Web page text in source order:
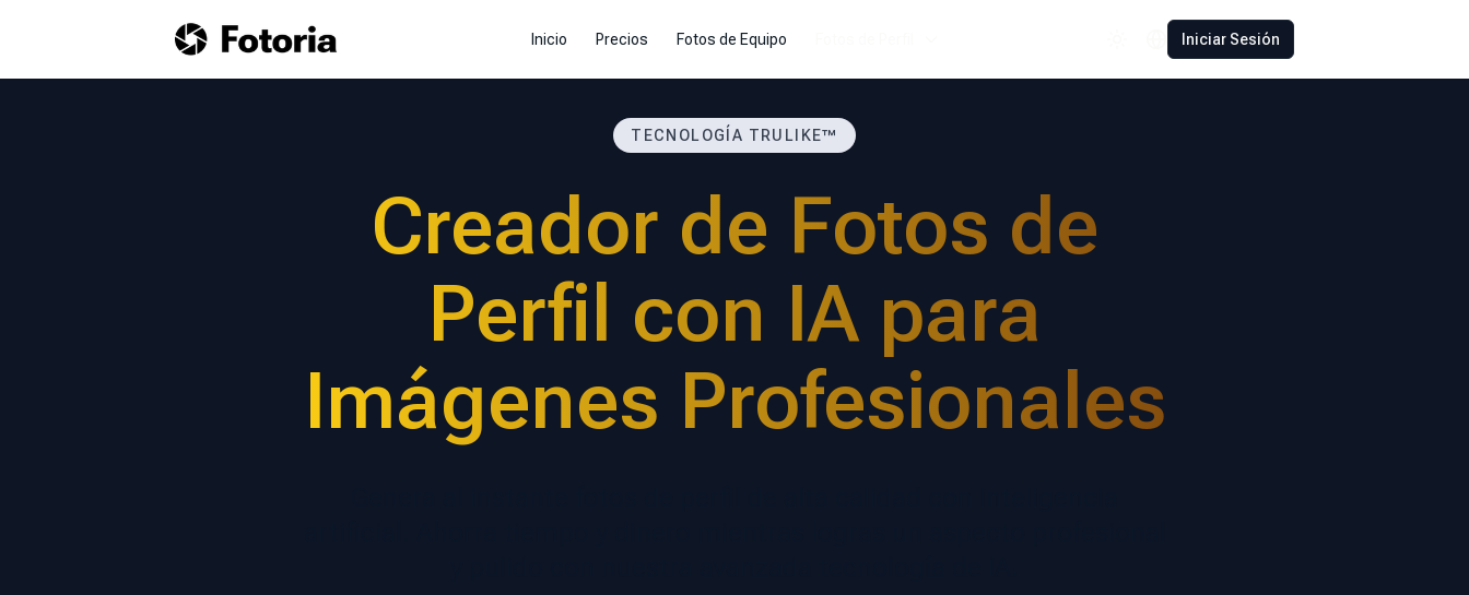
Inicio Precios Fotos de Equipo
Español
Polski
Iniciar Sesión
TECNOLOGÍA TRULIKE™
Creador de Fotos de
Perfil con IA para
Imágenes Profesionales